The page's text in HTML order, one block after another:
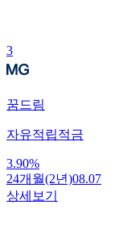
3
꿈드림
자유적립적금
3.90%
24개월(2년)08.07
상세보기